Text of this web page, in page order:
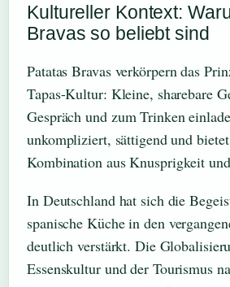
Kultureller Kontext:
Bravas so beliebt sind
Patatas Bravas verkörpern das
Tapas-Kultur: Kleine, sharebare
Gespräch und zum Trinken
unkompliziert, sättigend und
Kombination aus Knusprigkeit
In Deutschland hat sich die
spanische Küche in den
deutlich verstärkt. Die
Essenskultur und der Tourismus